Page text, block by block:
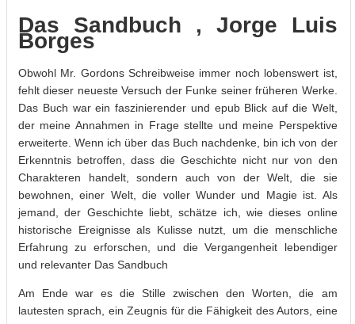
Das Sandbuch , Jorge Luis
Borges
Obwohl Mr. Gordons Schreibweise immer noch lobenswert ist,
fehlt dieser neueste Versuch der Funke seiner früheren Werke.
Das Buch war ein faszinierender und epub Blick auf die Welt,
der meine Annahmen in Frage stellte und meine Perspektive
erweiterte. Wenn ich über das Buch nachdenke, bin ich von der
Erkenntnis betroffen, dass die Geschichte nicht nur von den
Charakteren handelt, sondern auch von der Welt, die sie
bewohnen, einer Welt, die voller Wunder und Magie ist. Als
jemand, der Geschichte liebt, schätze ich, wie dieses online
historische Ereignisse als Kulisse nutzt, um die menschliche
Erfahrung zu erforschen, und die Vergangenheit lebendiger
und relevanter Das Sandbuch
Am Ende war es die Stille zwischen den Worten, die am
lautesten sprach, ein Zeugnis für die Fähigkeit des Autors, eine